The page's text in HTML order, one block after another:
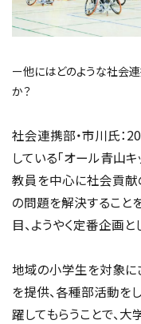
ー他にはどのような社会
か？
社会連携部・市川氏：
している「オール青山キ
教員を中心に社会貢献
の問題を解決すること
目、ようやく定番企画
地域の小学生を対象に
を提供、各種部活動を
躍してもらうことで、